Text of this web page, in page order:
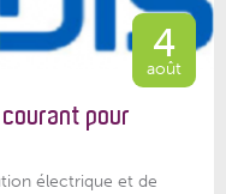
4
août
pour
électrique et de